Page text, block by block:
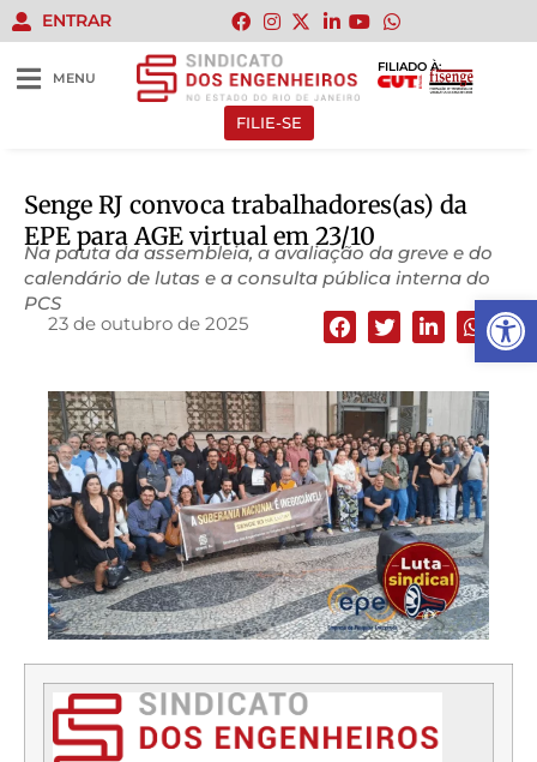
Abrir
ENTRAR
MENU
FILIADO À:
FILIE-SE
Senge RJ convoca trabalhadores(as) da
EPE para AGE virtual em 23/10
Na pauta da assembleia, a avaliação da greve e do
calendário de lutas e a consulta pública interna do
PCS
23 de outubro de 2025